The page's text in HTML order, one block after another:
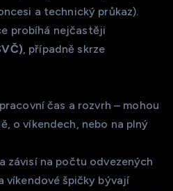
a technický průkaz).
probíhá nejčastěji
, případně skrze
čas a rozvrh – mohou
o víkendech, nebo na plný
závisí na počtu odvezených
víkendové špičky bývají